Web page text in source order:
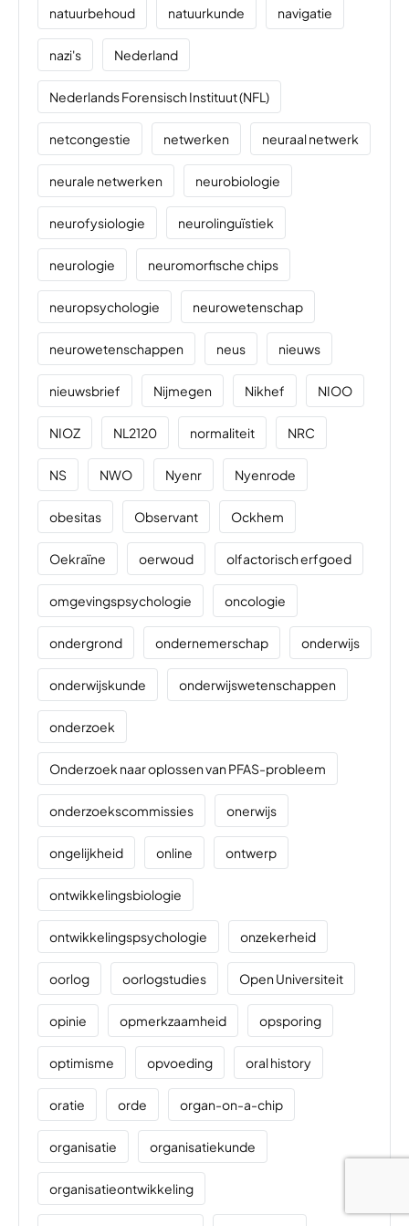
natuurbehoud natuurkunde navigatie
nazi's Nederland
Nederlands Forensisch Instituut (NFL)
netcongestie netwerken neuraal netwerk
neurale netwerken neurobiologie
neurofysiologie neurolinguïstiek
neurologie neuromorfische chips
neuropsychologie neurowetenschap
neurowetenschappen neus nieuws
nieuwsbrief Nijmegen Nikhef NIOO
NIOZ NL2120 normaliteit NRC
NS NWO Nyenr Nyenrode
obesitas Observant Ockhem
Oekraïne oerwoud olfactorisch erfgoed
omgevingspsychologie oncologie
ondergrond ondernemerschap onderwijs
onderwijskunde onderwijswetenschappen
onderzoek
Onderzoek naar oplossen van PFAS-probleem
onderzoekscommissies onerwijs
ongelijkheid online ontwerp
ontwikkelingsbiologie
ontwikkelingspsychologie onzekerheid
oorlog oorlogstudies Open Universiteit
opinie opmerkzaamheid opsporing
optimisme opvoeding oral history
oratie orde organ-on-a-chip
organisatie organisatiekunde
organisatieontwikkeling